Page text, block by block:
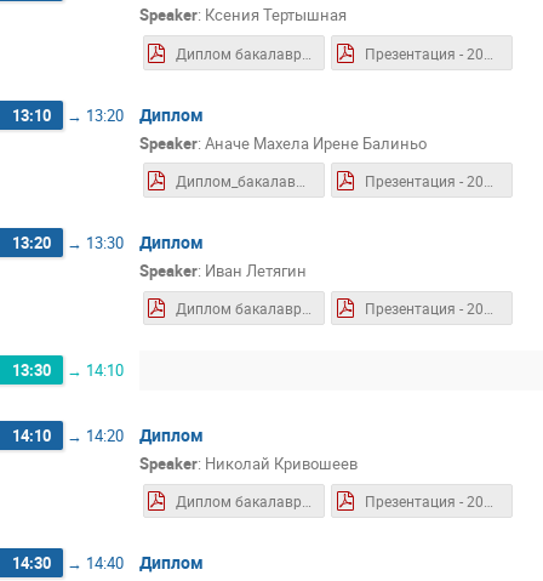
Speaker: Ксения Тертышная
13:10 → 13:20 Диплом
Speaker: Аначе Махела Ирене Балиньо
13:20 → 13:30 Диплом
Speaker: Иван Летягин
Диплом бакалавра - 2026.06 - Летягин И.Д..pdf Презентация - 2026.06 - Летягин И.Д..pdf
13:30 → 14:10
14:10 → 14:20 Диплом
Speaker: Николай Кривошеев
Диплом бакалавра - 2026.06 - Кривошеев Н.А..pdf Презентация - 2026.06. - Кривошеев Н.А..pdf
14:30 → 14:40 Диплом